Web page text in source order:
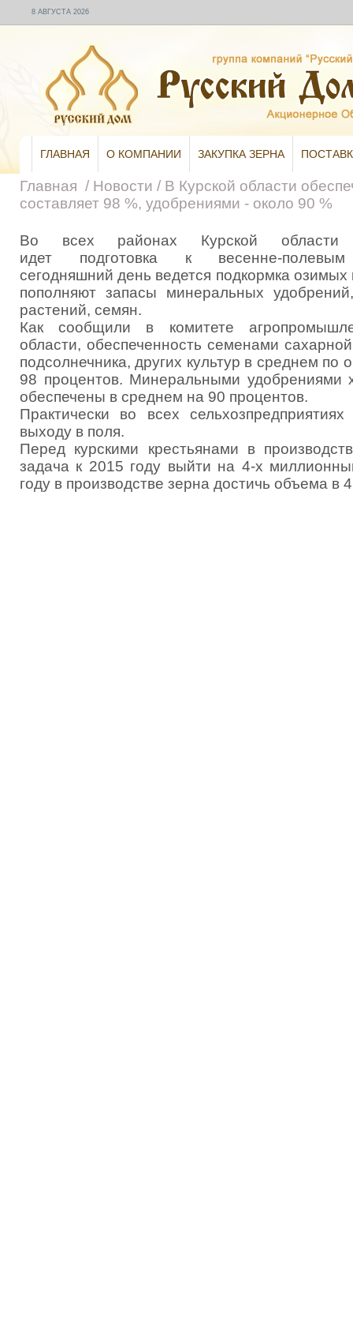
8 АВГУСТА 2026
ГЛАВНАЯ О КОМПАНИИ ЗАКУПКА ЗЕРНА
Главная / Новости / В Курской области
составляет 98 %, удобрениями - около 90 %
Во всех районах Курской
идет подготовка к весенне-
сегодняшний день ведется подкормка озимых
пополняют запасы минеральных
растений, семян.
Как сообщили в комитете
области, обеспеченность семенами
подсолнечника, других культур в среднем по
98 процентов. Минеральными удобрениями
обеспечены в среднем на 90 процентов.
Практически во всех
выходу в поля.
Перед курскими крестьянами в
задача к 2015 году выйти на 4-х
году в производстве зерна достичь объема в